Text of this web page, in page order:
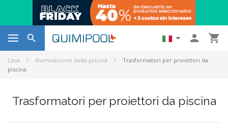
   
Casa Illuminazione della piscina
Trasformatori per proiettori da
piscina
Trasformatori per proiettori da piscina